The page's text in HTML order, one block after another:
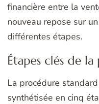
financière entre la
nouveau repose sur
différentes étapes.
Étapes clés de
La procédure
synthétisée en cinq